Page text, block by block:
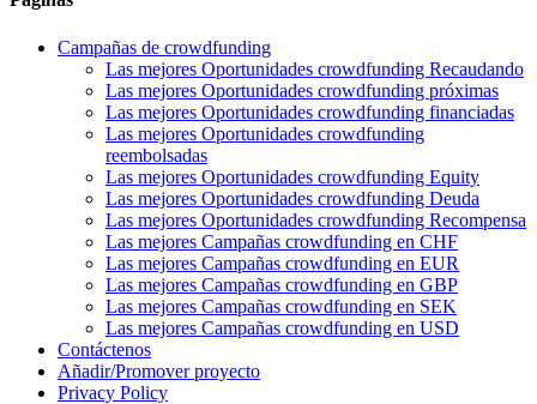
Campañas de crowdfunding
Las mejores Oportunidades crowdfunding Recaudando
Las mejores Oportunidades crowdfunding próximas
Las mejores Oportunidades crowdfunding financiadas
Las mejores Oportunidades crowdfunding
reembolsadas
Las mejores Oportunidades crowdfunding Equity
Las mejores Oportunidades crowdfunding Deuda
Las mejores Oportunidades crowdfunding Recompensa
Las mejores Campañas crowdfunding en CHF
Las mejores Campañas crowdfunding en EUR
Las mejores Campañas crowdfunding en GBP
Las mejores Campañas crowdfunding en SEK
Las mejores Campañas crowdfunding en USD
Contáctenos
Añadir/Promover proyecto
Privacy Policy